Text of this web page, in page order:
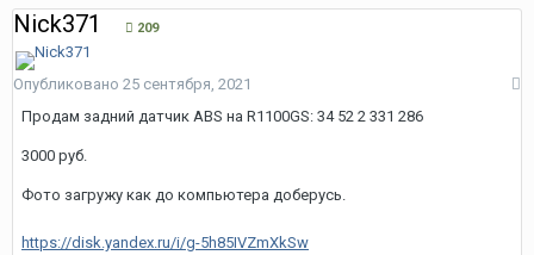
Nick371 209
Опубликовано 25 сентября, 2021
Продам задний датчик ABS на R1100GS: 34 52 2 331 286
3000 руб.
Фото загружу как до компьютера доберусь.
https://disk.yandex.ru/i/g-5h85IVZmXkSw